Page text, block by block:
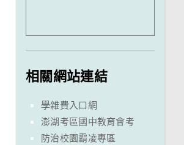
相關網站連結
學雜費入口網
澎湖考區國中教育會考
防治校園霸凌專區